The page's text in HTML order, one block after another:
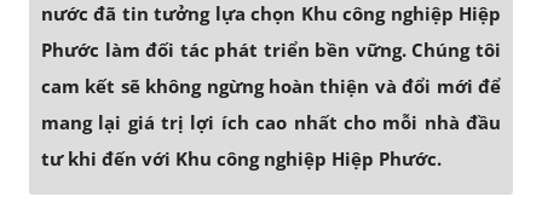
nước đã tin tưởng lựa chọn Khu công nghiệp Hiệp
Phước làm đối tác phát triển bền vững. Chúng tôi
cam kết sẽ không ngừng hoàn thiện và đổi mới để
mang lại giá trị lợi ích cao nhất cho mỗi nhà đầu
tư khi đến với Khu công nghiệp Hiệp Phước.